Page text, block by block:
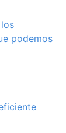
podemos